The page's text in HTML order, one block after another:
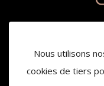
Nous utilisons
cookies de tiers